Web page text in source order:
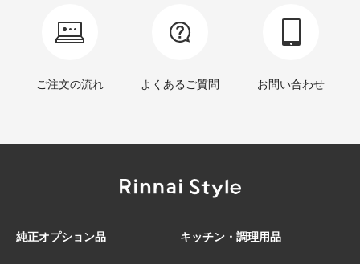
ご注文の流れ よくあるご質問 お問い合わせ
純正オプション品 キッチン・調理用品